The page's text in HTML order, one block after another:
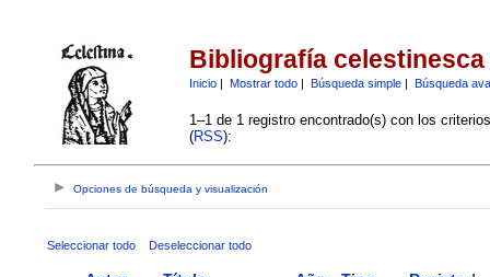
Bibliografía celestinesca
Inicio| Mostrar todo| Búsqueda simple| Búsqueda
1–1 de 1 registro encontrado(s) con los
(RSS):
Opciones de búsqueda y visualización
Seleccionar todo Deseleccionar todo